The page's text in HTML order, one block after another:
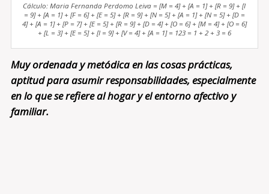
Cálculo: Maria Fernanda Perdomo Leiva = [M = 4] + [A = 1] + [R = 9] + [I
= 9] + [A = 1] + [F = 6] + [E = 5] + [R = 9] + [N = 5] + [A = 1] + [N = 5] + [D =
4] + [A = 1] + [P = 7] + [E = 5] + [R = 9] + [D = 4] + [O = 6] + [M = 4] + [O = 6]
+ [L = 3] + [E = 5] + [I = 9] + [V = 4] + [A = 1] = 123 = 1 + 2 + 3 = 6
Muy ordenada y metódica en las cosas prácticas,
aptitud para asumir responsabilidades, especialmente
en lo que se refiere al hogar y el entorno afectivo y
familiar.